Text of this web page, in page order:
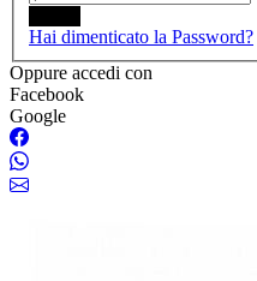
Hai dimenticato la Password?
Oppure accedi con
Facebook
Google